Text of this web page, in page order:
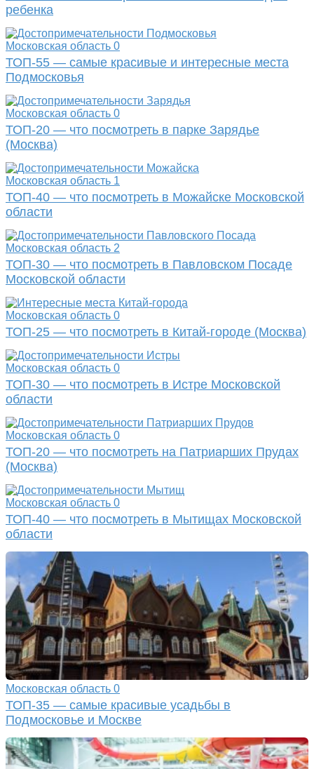
ребенка
Московская область 0
ТОП-55 — самые красивые и интересные места
Подмосковья
Московская область 0
ТОП-20 — что посмотреть в парке Зарядье
(Москва)
Московская область 1
ТОП-40 — что посмотреть в Можайске Московской
области
Московская область 2
ТОП-30 — что посмотреть в Павловском Посаде
Московской области
Московская область 0
ТОП-25 — что посмотреть в Китай-городе (Москва)
Московская область 0
ТОП-30 — что посмотреть в Истре Московской
области
Московская область 0
ТОП-20 — что посмотреть на Патриарших Прудах
(Москва)
Московская область 0
ТОП-40 — что посмотреть в Мытищах Московской
области
Московская область 0
ТОП-35 — самые красивые усадьбы в
Подмосковье и Москве